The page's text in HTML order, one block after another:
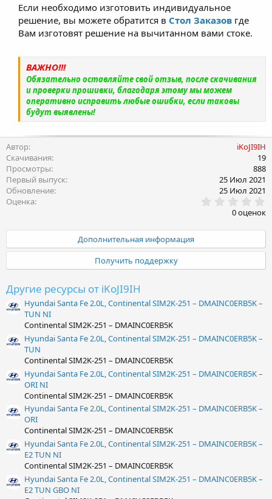
700 об/мин, что снижает вибрационную
нагрузку на ДВС и улучшает стабильность
ХХ. Данные решения предназначены для
влияет на ресурс двигателя, а в
большинстве случаев при использовании
рекомендованного топлива (согласно ТТХ
двигателей) - модернизированная и
позволяет продлить срок службы ДВС. Для
атмосферных двигателей прирост по
мощности и моменту составляет
примерно 7–15% и зависит от состояния
двигателя, условий эксплуатации и типа
Если необходимо изготовить индивидуальное
решение, вы можете обратится в Стол Заказов где
Вам изготовят решение на вычитанном вами стоке.
ВАЖНО!!!
Обязательно оставляйте свой отзыв, после скачивания
и проверки прошивки, благодаря этому мы можем
оперативно исправить любые ошибки, если таковы
будут выявлены!
Автор
iKoJI9IH
Скачивания
19
Просмотры
888
Первый выпуск
25 Июл 2021
Обновление
25 Июл 2021
Оценка
.
0
0
в
ё
0 оценок
Дополнительная информация
Получить поддержку
Другие ресурсы от iKoJI9IH
Hyundai Santa Fe 2.0L, Continental SIM2K-251 – DMAINC0ERB5K –
TUN NI
Continental SIM2K-251 – DMAINC0ERB5K
Hyundai Santa Fe 2.0L, Continental SIM2K-251 – DMAINC0ERB5K –
TUN
Continental SIM2K-251 – DMAINC0ERB5K
Hyundai Santa Fe 2.0L, Continental SIM2K-251 – DMAINC0ERB5K –
ORI NI
Continental SIM2K-251 – DMAINC0ERB5K
Hyundai Santa Fe 2.0L, Continental SIM2K-251 – DMAINC0ERB5K –
ORI
Continental SIM2K-251 – DMAINC0ERB5K
Hyundai Santa Fe 2.0L, Continental SIM2K-251 – DMAINC0ERB5K –
E2 TUN NI
Continental SIM2K-251 – DMAINC0ERB5K
Hyundai Santa Fe 2.0L, Continental SIM2K-251 – DMAINC0ERB5K –
E2 TUN GBO NI